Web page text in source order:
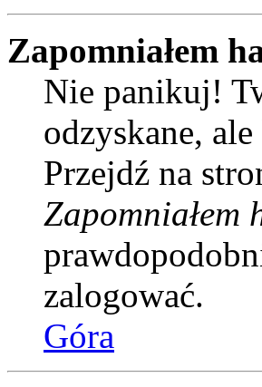
Zapomniałem
Nie panikuj!
odzyskane,
Przejdź na
Zapomniałem
zalogować.
Góra